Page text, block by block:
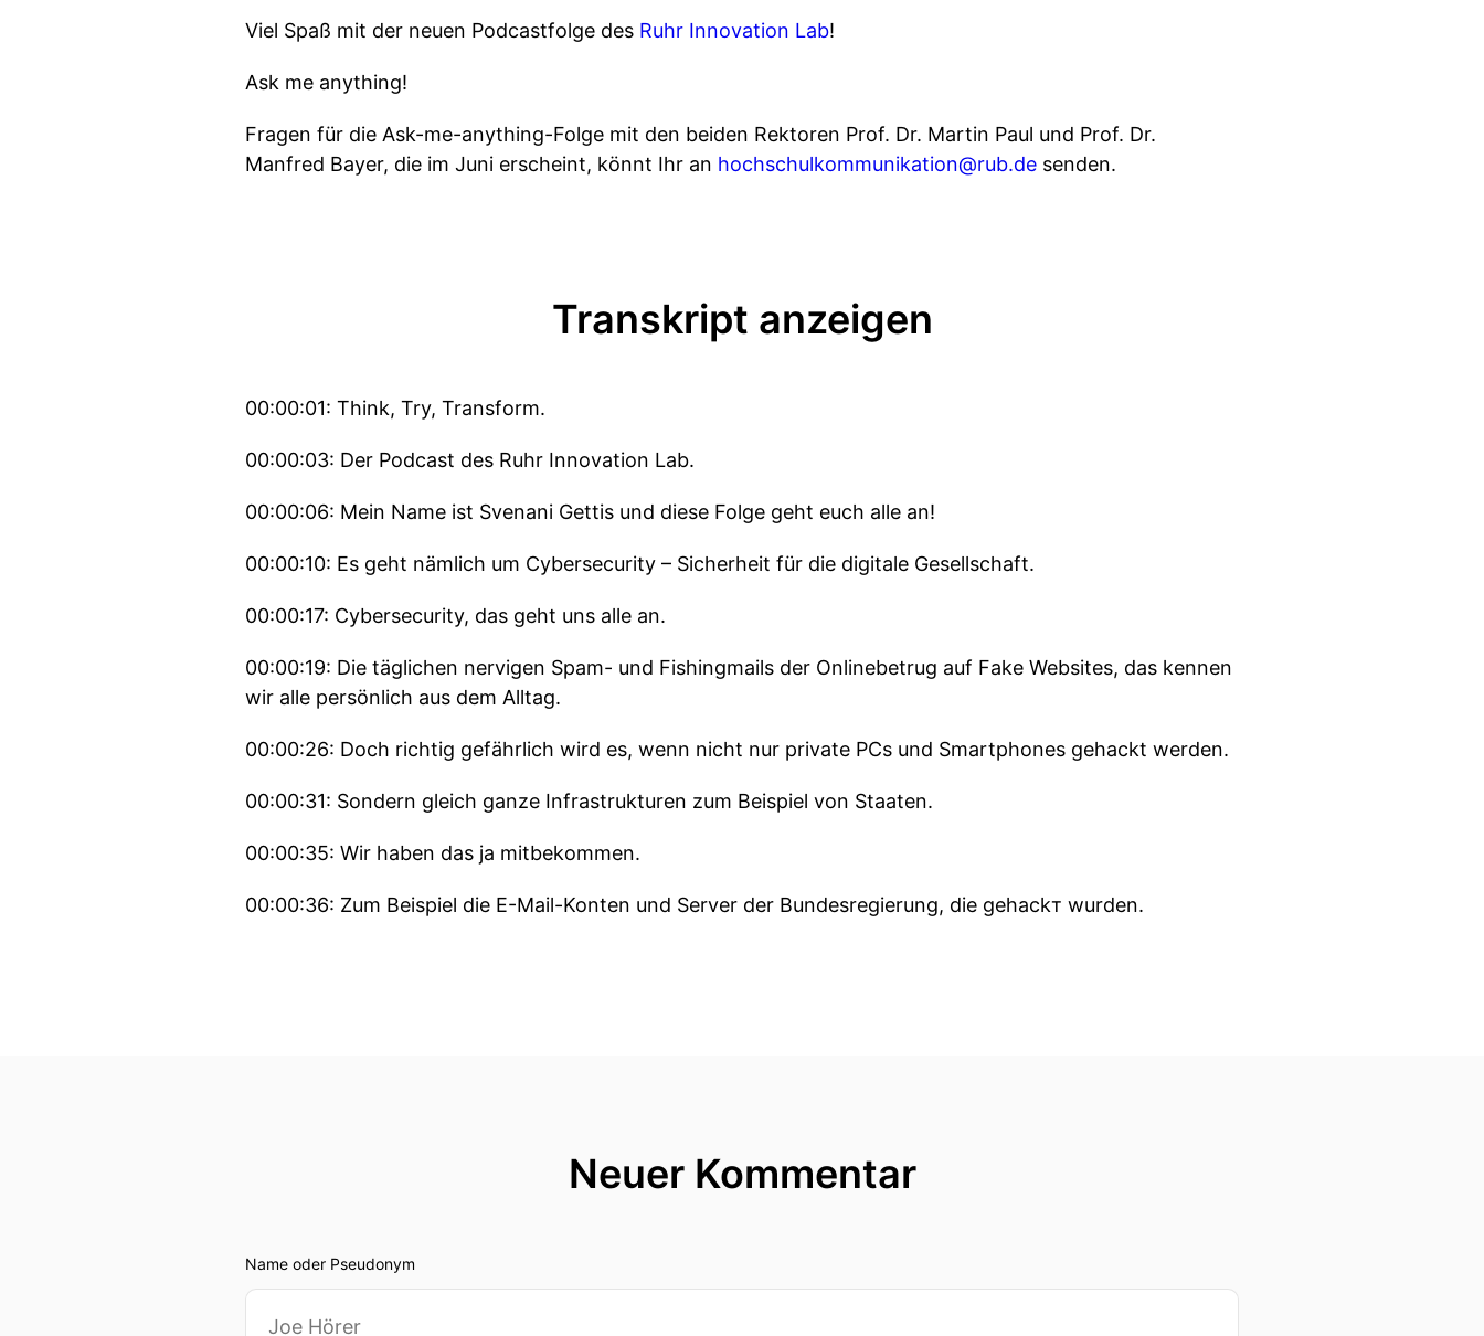
Viel Spaß mit der neuen Podcastfolge des Ruhr Innovation Lab!
Ask me anything!
Fragen für die Ask-me-anything-Folge mit den beiden Rektoren Prof. Dr. Martin Paul und Prof. Dr.
Manfred Bayer, die im Juni erscheint, könnt Ihr an hochschulkommunikation@rub.de senden.
Transkript anzeigen
00:00:01: Think, Try, Transform.
00:00:03: Der Podcast des Ruhr Innovation Lab.
00:00:06: Mein Name ist Svenani Gettis und diese Folge geht euch alle an!
00:00:10: Es geht nämlich um Cybersecurity – Sicherheit für die digitale Gesellschaft.
00:00:17: Cybersecurity, das geht uns alle an.
00:00:19: Die täglichen nervigen Spam- und Fishingmails der Onlinebetrug auf Fake Websites, das kennen
wir alle persönlich aus dem Alltag.
00:00:26: Doch richtig gefährlich wird es, wenn nicht nur private PCs und Smartphones gehackt werden.
00:00:31: Sondern gleich ganze Infrastrukturen zum Beispiel von Staaten.
00:00:35: Wir haben das ja mitbekommen.
00:00:36: Zum Beispiel die E-Mail-Konten und Server der Bundesregierung, die gehackт wurden.
00:01:03: Und genau dieses Tempo widerspricht doch eigentlich der Art und Weise wie Wissenschaft und
Neuer Kommentar
Name oder Pseudonym